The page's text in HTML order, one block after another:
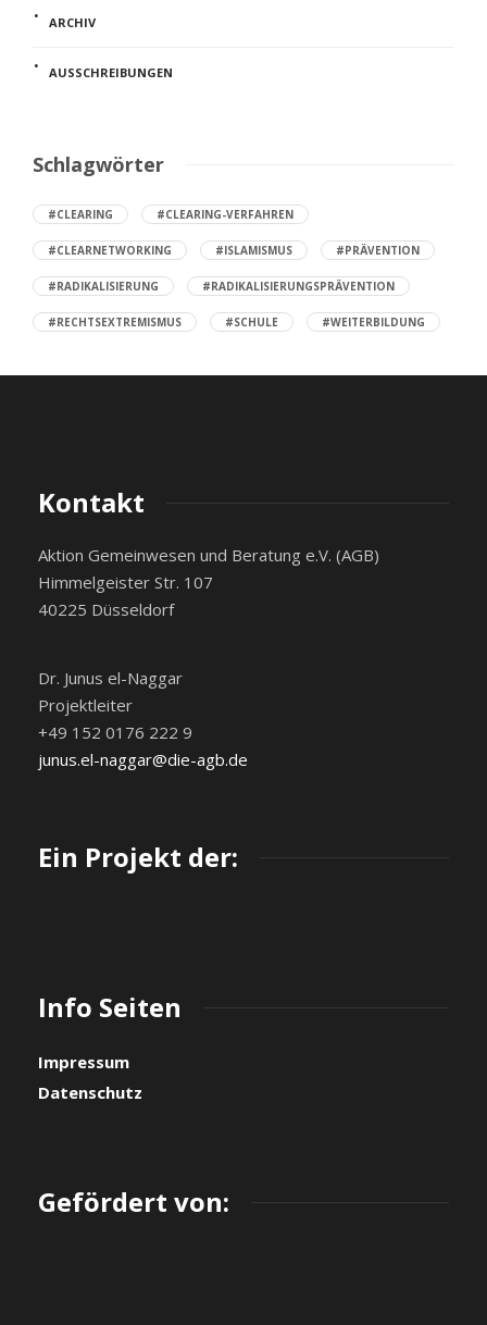
ARCHIV
AUSSCHREIBUNGEN
Schlagwörter
#CLEARING #CLEARING-VERFAHREN
#CLEARNETWORKING #ISLAMISMUS #PRÄVENTION
#RADIKALISIERUNG #RADIKALISIERUNGSPRÄVENTION
#RECHTSEXTREMISMUS #SCHULE #WEITERBILDUNG
Kontakt
Aktion Gemeinwesen und Beratung e.V. (AGB)
Himmelgeister Str. 107
40225 Düsseldorf
Dr. Junus el-Naggar
Projektleiter
+49 152 0176 222 9
junus.el-naggar@die-agb.de
Ein Projekt der:
Info Seiten
Impressum
Datenschutz
Gefördert von: